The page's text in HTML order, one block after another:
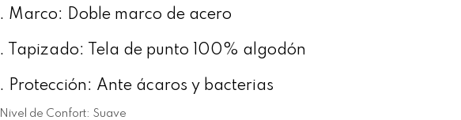
. Marco: Doble marco de acero
. Tapizado: Tela de punto 100% algodón
. Protección: Ante ácaros y bacterias
Nivel de Confort: Suave